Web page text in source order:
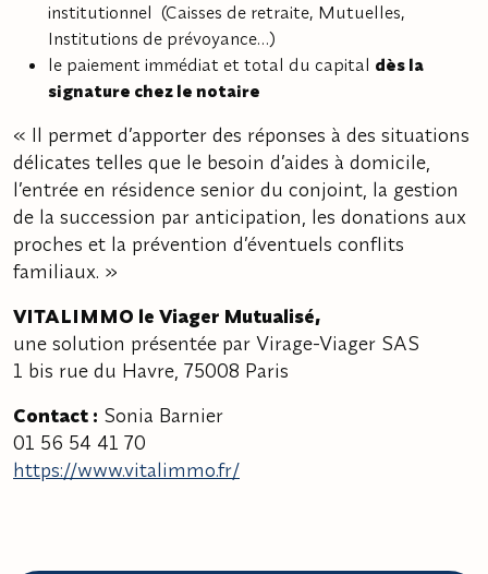
institutionnel (Caisses de retraite, Mutuelles,
Institutions de prévoyance…)
le paiement immédiat et total du capital dès la
signature chez le notaire
« Il permet d’apporter des réponses à des situations
délicates telles que le besoin d’aides à domicile,
l’entrée en résidence senior du conjoint, la gestion
de la succession par anticipation, les donations aux
proches et la prévention d’éventuels conflits
familiaux. »
VITALIMMO le Viager Mutualisé,
une solution présentée par Virage-Viager SAS
1 bis rue du Havre, 75008 Paris
Contact : Sonia Barnier
01 56 54 41 70
https://www.vitalimmo.fr/